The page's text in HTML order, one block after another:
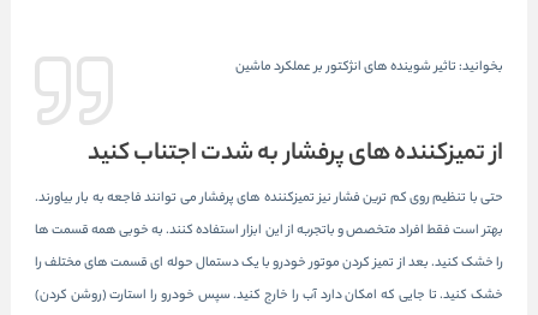
بخوانید:تاثیر شوینده های انژکتور بر عملکرد ماشین
از تمیزکننده های پرفشار به شدت اجتناب کنید
حتی با تنظیم روی کم ترین فشار نیز تمیزکننده های پرفشار می توانند فاجعه به بار بیاورند.
بهتر است فقط افراد متخصص و باتجربه از این ابزار استفاده کنند. به خوبی همه قسمت ها
را خشک کنید. بعد از تمیز کردن موتور خودرو با یک دستمال حوله ای قسمت های مختلف را
خشک کنید. تا جایی که امکان دارد آب را خارج کنید. سپس خودرو را استارت (روشن کردن)